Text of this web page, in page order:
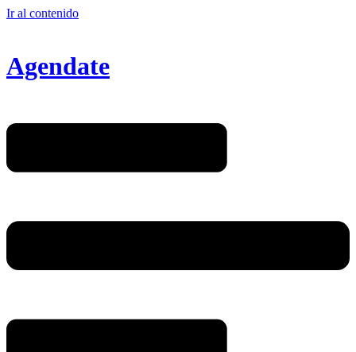
Ir al contenido
Agendate